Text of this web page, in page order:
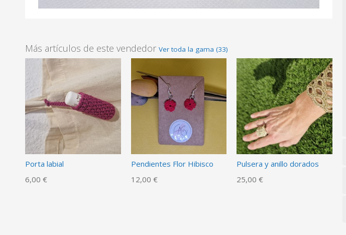
Más artículos de este vendedor Ver toda la gama (33)
Porta labial
6,00 €
Pendientes Flor Hibisco
12,00 €
Pulsera y anillo dorados
25,00 €